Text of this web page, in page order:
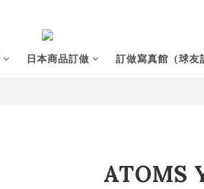
日本商品訂做 訂做寫真館（球友
ATOMS